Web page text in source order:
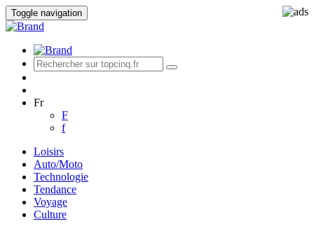
Toggle navigation
Fr
F
f
Loisirs
Auto/Moto
Technologie
Tendance
Voyage
Culture